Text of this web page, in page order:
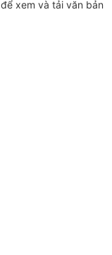
để xem và tải văn bản